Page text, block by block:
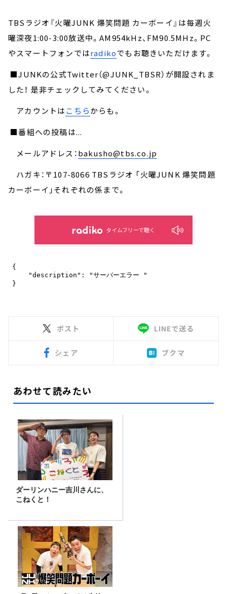
TBSラジオ『火曜JUNK 爆笑問題 カーボーイ』は毎週火
曜深夜1:00-3:00放送中。AM954kHz、FM90.5MHz。PC
やスマートフォンではradikoでもお聴きいただけます。
■JUNKの公式Twitter（@JUNK_TBSR）が開設されま
した！ 是非チェックしてみてください。
アカウントはこちらからも。
■番組への投稿は...
メールアドレス：bakusho@tbs.co.jp
ハガキ：〒107-8066 TBSラジオ 「火曜JUNK 爆笑問題
カーボーイ」それぞれの係まで。
タイムフリーで聴く
ポスト LINEで送る
シェア ブクマ
あわせて読みたい
ダーリンハニー吉川さんに、
こねくと！